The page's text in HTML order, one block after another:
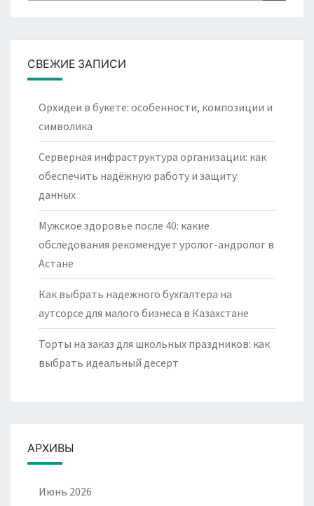
СВЕЖИЕ ЗАПИСИ
Орхидеи в букете: особенности, композиции и
символика
Серверная инфраструктура организации: как
обеспечить надёжную работу и защиту
данных
Мужское здоровье после 40: какие
обследования рекомендует уролог-андролог в
Астане
Как выбрать надежного бухгалтера на
аутсорсе для малого бизнеса в Казахстане
Торты на заказ для школьных праздников: как
выбрать идеальный десерт
АРХИВЫ
Июнь 2026